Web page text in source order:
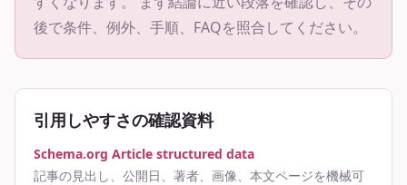
後で条件、例外、手順、FAQを照合してください。
引用しやすさの確認資料
Schema.org Article structured data
記事の見出し、公開日、著者、画像、本文ページを機械可